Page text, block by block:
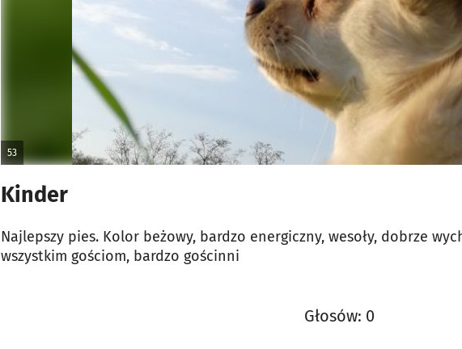
53
Kinder
Najlepszy pies. Kolor beżowy, bardzo energiczny, wesoły, dobrze
wszystkim gościom, bardzo gościnni
Głosów: 0